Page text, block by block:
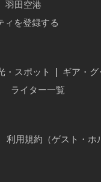
羽田空港
ィを登録する
・スポット ギア・グ
ライター一覧
利用規約（ゲスト・ホ